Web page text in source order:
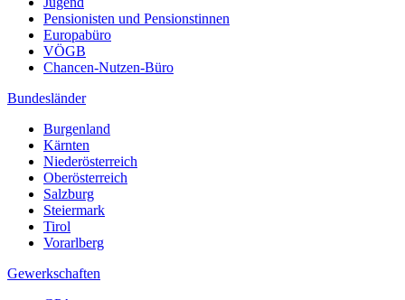
Pensionisten und Pensionstinnen
Europabüro
VÖGB
Chancen-Nutzen-Büro
Bundesländer
Burgenland
Kärnten
Niederösterreich
Oberösterreich
Salzburg
Steiermark
Tirol
Vorarlberg
Gewerkschaften